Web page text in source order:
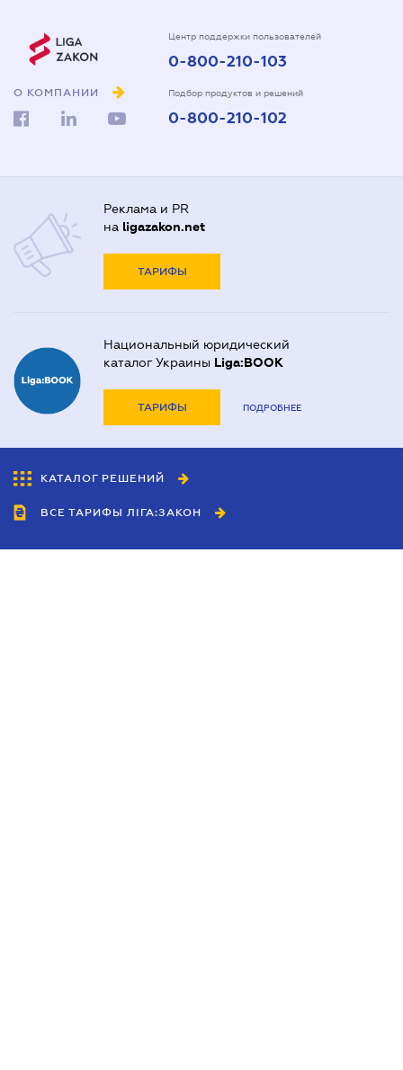
О КОМПАНИИ
Центр поддержки пользователей
0-800-210-103
Подбор продуктов и решений
0-800-210-102
Реклама и PR
на ligazakon.net
ТАРИФЫ
Национальный юридический
каталог Украины Liga:BOOK
ТАРИФЫ ПОДРОБНЕЕ
КАТАЛОГ РЕШЕНИЙ
ВСЕ ТАРИФЫ ЛІГА:ЗАКОН